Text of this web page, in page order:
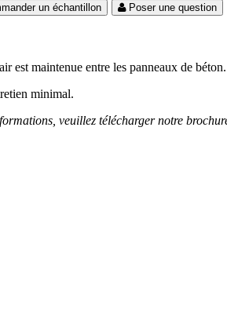
un échantillon Poser une question
est maintenue entre les panneaux de béton.
minimal.
veuillez télécharger notre